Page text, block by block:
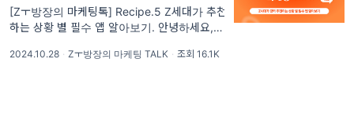
#트렌드분석 (14)
#콘텐츠마케팅 (13)
#팝업스토어 (12)
#마케팅인사이트 (12)
#브랜드마케팅 (12)
#AI (11)
[Zㅜ방장의 마케팅톡] Recipe.5 Z세대가 추천
하는 상황 별 필수 앱 알아보기. 안녕하세요, 셰
케팅 레시피입니다.
2024.10.28 · Zㅜ방장의 마케팅 TALK · 조회 16.1K